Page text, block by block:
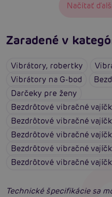
Načítať
Zaradené v
Vibrátory, robertky
Vibrátory na G-bod
Darčeky pre ženy
Bezdrôtové vibračné
Bezdrôtové vibračné
Bezdrôtové vibračné
Bezdrôtové vibračné
Bezdrôtové vibračné
Technické špecifikácie sa